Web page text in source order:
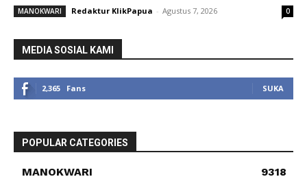
MANOKWARI Redaktur KlikPapua - Agustus 7, 2026 0
MEDIA SOSIAL KAMI
2,365 Fans SUKA
POPULAR CATEGORIES
MANOKWARI
9318